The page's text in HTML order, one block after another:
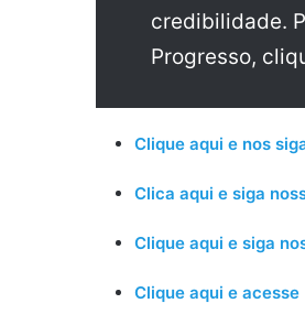
credibilidade.
Progresso,
Clique aqui e nos
Clica aqui e siga
Clique aqui e siga
Clique aqui e